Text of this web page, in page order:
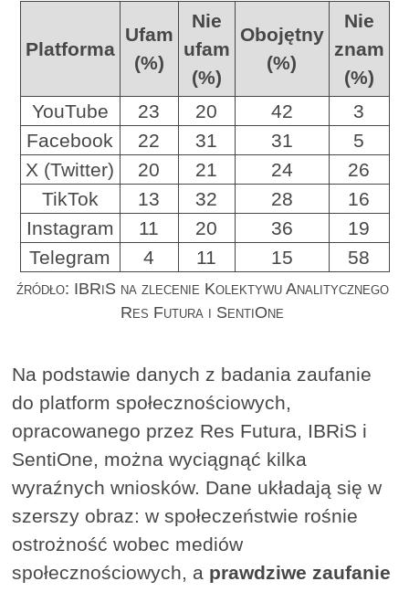
Platforma
Ufam
(%)
Nie
ufam
(%)
Obojętny
(%)
Nie
znam
(%)
YouTube
23 20 42
3
Facebook
22 31 31
5
X (Twitter)
20 21 24
26
TikTok
13 32 28
16
Instagram
11 20 36
19
Telegram
4 11 15 58
źródło: IBRiS na zlecenie Kolektywu Analitycznego
Res Futura i SentiOne
Na podstawie danych z badania zaufanie
do platform społecznościowych,
opracowanego przez Res Futura, IBRiS i
SentiOne, można wyciągnąć kilka
wyraźnych wniosków. Dane układają się w
szerszy obraz: w społeczeństwie rośnie
ostrożność wobec mediów
społecznościowych, a prawdziwe zaufanie